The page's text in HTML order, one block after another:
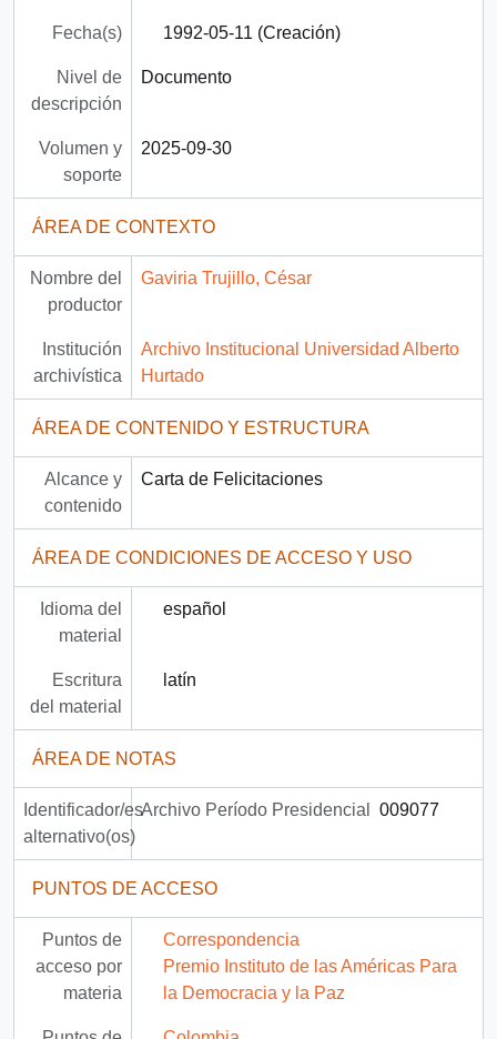
Fecha(s) 1992-05-11 (Creación)
Nivel de
descripción
Documento
Volumen y
soporte
2025-09-30
ÁREA DE CONTEXTO
Nombre del
productor
Gaviria Trujillo, César
Institución
archivística
Archivo Institucional Universidad Alberto
Hurtado
ÁREA DE CONTENIDO Y ESTRUCTURA
Alcance y
contenido
Carta de Felicitaciones
ÁREA DE CONDICIONES DE ACCESO Y USO
Idioma del
material
español
Escritura
del material
latín
ÁREA DE NOTAS
Identificador/es
alternativo(os)
Archivo Período Presidencial 009077
PUNTOS DE ACCESO
Puntos de
acceso por
materia
Correspondencia
Premio Instituto de las Américas Para
la Democracia y la Paz